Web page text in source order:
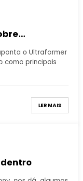
o Ultraformer
como principais
LER MAIS
por dentro